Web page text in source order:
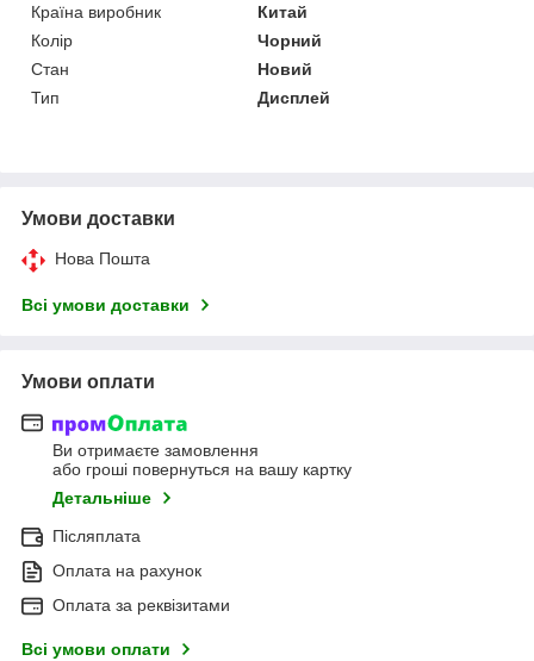
Країна виробник
Китай
Колір
Чорний
Стан
Новий
Тип
Дисплей
Умови доставки
Нова Пошта
Всі умови доставки
Умови оплати
Ви отримаєте замовлення
або гроші повернуться на вашу картку
Детальніше
Післяплата
Оплата на рахунок
Оплата за реквізитами
Всі умови оплати